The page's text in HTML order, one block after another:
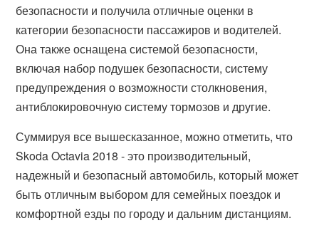
безопасности и получила отличные оценки в
категории безопасности пассажиров и водителей.
Она также оснащена системой безопасности,
включая набор подушек безопасности, систему
предупреждения о возможности столкновения,
антиблокировочную систему тормозов и другие.
Суммируя все вышесказанное, можно отметить, что
Skoda Octavia 2018 - это производительный,
надежный и безопасный автомобиль, который может
быть отличным выбором для семейных поездок и
комфортной езды по городу и дальним дистанциям.